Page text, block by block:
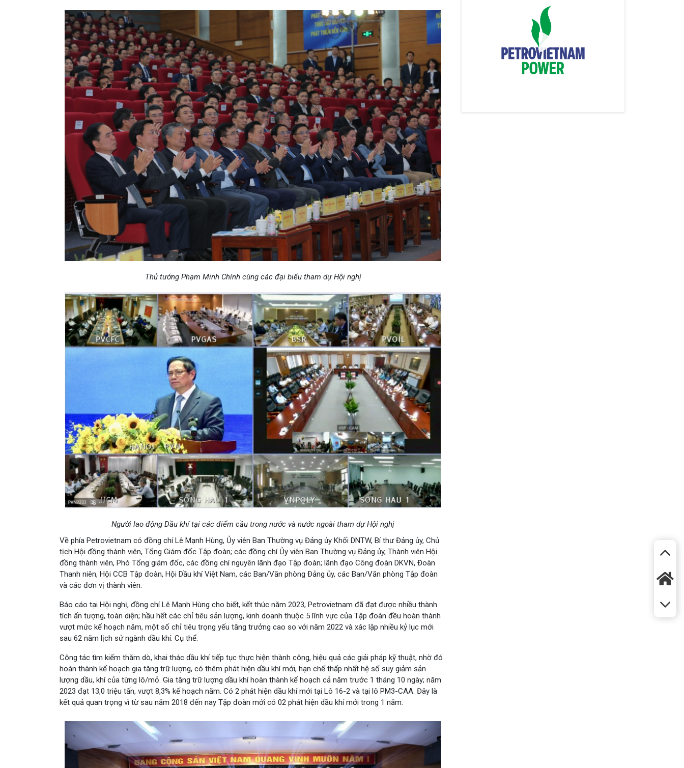
Thủ tướng Phạm Minh Chính cùng các đại biểu tham dự Hội nghị
Người lao động Dầu khí tại các điểm cầu trong nước và nước ngoài tham dự Hội nghị
Về phía Petrovietnam có đồng chí Lê Mạnh Hùng, Ủy viên Ban Thường vụ Đảng ủy Khối DNTW, Bí thư Đảng ủy, Chủ
tịch Hội đồng thành viên, Tổng Giám đốc Tập đoàn; các đồng chí Ủy viên Ban Thường vụ Đảng ủy, Thành viên Hội
đồng thành viên, Phó Tổng giám đốc, các đồng chí nguyên lãnh đạo Tập đoàn; lãnh đạo Công đoàn DKVN, Đoàn
Thanh niên, Hội CCB Tập đoàn, Hội Dầu khí Việt Nam, các Ban/Văn phòng Đảng ủy, các Ban/Văn phòng Tập đoàn
và các đơn vị thành viên.
Báo cáo tại Hội nghị, đồng chí Lê Mạnh Hùng cho biết, kết thúc năm 2023, Petrovietnam đã đạt được nhiều thành
tích ấn tượng, toàn diện; hầu hết các chỉ tiêu sản lượng, kinh doanh thuộc 5 lĩnh vực của Tập đoàn đều hoàn thành
vượt mức kế hoạch năm, một số chỉ tiêu trọng yếu tăng trưởng cao so với năm 2022 và xác lập nhiều kỷ lục mới
sau 62 năm lịch sử ngành dầu khí. Cụ thể:
Công tác tìm kiếm thăm dò, khai thác dầu khí tiếp tục thực hiện thành công, hiệu quả các giải pháp kỹ thuật, nhờ đó
hoàn thành kế hoạch gia tăng trữ lượng, có thêm phát hiện dầu khí mới, hạn chế thấp nhất hệ số suy giảm sản
lượng dầu, khí của từng lô/mỏ. Gia tăng trữ lượng dầu khí hoàn thành kế hoạch cả năm trước 1 tháng 10 ngày; năm
2023 đạt 13,0 triệu tấn, vượt 8,3% kế hoạch năm. Có 2 phát hiện dầu khí mới tại Lô 16-2 và tại lô PM3-CAA. Đây là
kết quả quan trọng vì từ sau năm 2018 đến nay Tập đoàn mới có 02 phát hiện dầu khí mới trong 1 năm.